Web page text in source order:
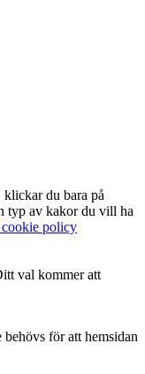
du bara på
typ av kakor du vill ha
policy
val kommer att
för att hemsidan